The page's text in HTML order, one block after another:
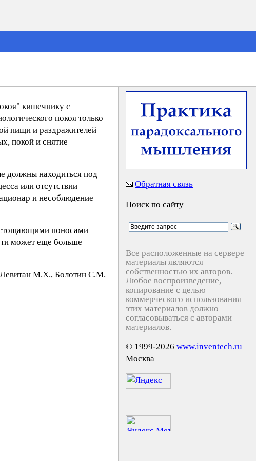
кишечнику с
покоя только
пищи и раздражителей
покой и снятие
должны находиться под
или отсутствии
и несоблюдение
поносами
может еще больше
Лeвитaн М.X., Бoлoтин C.М.
Обратная связь
Поиск по сайту
Все расположенные на сервере
материалы являются
собственностью их авторов.
Любое воспроизведение,
копирование с целью
коммерческого использования
этих материалов должно
согласовываться с авторами
материалов.
© 1999-2026 www.inventech.ru
Москва